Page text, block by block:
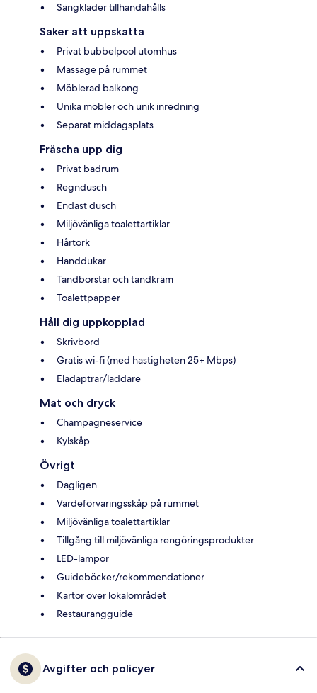
Sängkläder tillhandahålls
Saker att uppskatta
Privat bubbelpool utomhus
Massage på rummet
Möblerad balkong
Unika möbler och unik inredning
Separat middagsplats
Fräscha upp dig
Privat badrum
Regndusch
Endast dusch
Miljövänliga toalettartiklar
Hårtork
Handdukar
Tandborstar och tandkräm
Toalettpapper
Håll dig uppkopplad
Skrivbord
Gratis wi-fi (med hastigheten 25+ Mbps)
Eladaptrar/laddare
Mat och dryck
Champagneservice
Kylskåp
Övrigt
Dagligen
Värdeförvaringsskåp på rummet
Miljövänliga toalettartiklar
Tillgång till miljövänliga rengöringsprodukter
LED-lampor
Guideböcker/rekommendationer
Kartor över lokalområdet
Restaurangguide
Avgifter och policyer